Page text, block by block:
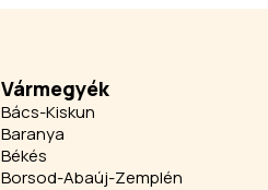
Vármegyék
Bács-Kiskun
Baranya
Békés
Borsod-Abaúj-Zemplén